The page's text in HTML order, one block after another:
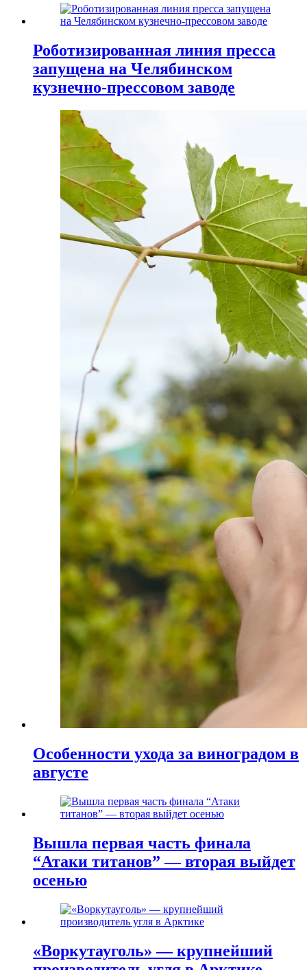
Роботизированная линия пресса
запущена на Челябинском
кузнечно-прессовом заводе
Особенности ухода за виноградом в
августе
Вышла первая часть финала
“Атаки титанов” — вторая выйдет
осенью
«Воркутауголь» — крупнейший